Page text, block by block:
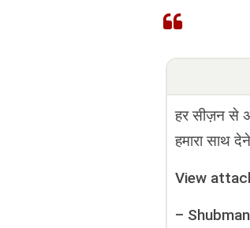
हर सीज़न से
हमारा साथ
View
–